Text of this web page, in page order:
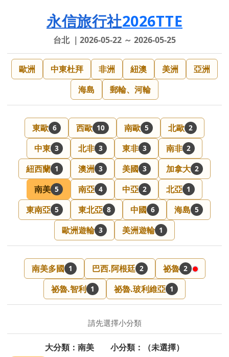
永信旅行社2026TTE
台北 ｜2026-05-22 ～ 2026-05-25
歐洲 中東杜拜 非洲 紐澳 美洲
亞洲
海島
郵輪、河輪
東歐 6 西歐 10 南歐 5 北歐 2
中東 3 北非 3 東非 3 南非 2
紐西蘭 1 澳洲 3 美國 3 加拿大 2
南美 5 南亞 4 中亞 2 北亞 1
東南亞 5 東北亞 8 中國 6 海島 5
歐洲遊輪 3 美洲遊輪 1
南美多國 1 巴西.阿根廷 2 祕魯 2
祕魯.智利 1 祕魯.玻利維亞 1
請先選擇小分類
大分類：南美 小分類：（未選擇）